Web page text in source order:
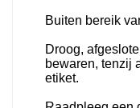
Buiten bereik
Droog,
bewaren, tenzij
etiket.